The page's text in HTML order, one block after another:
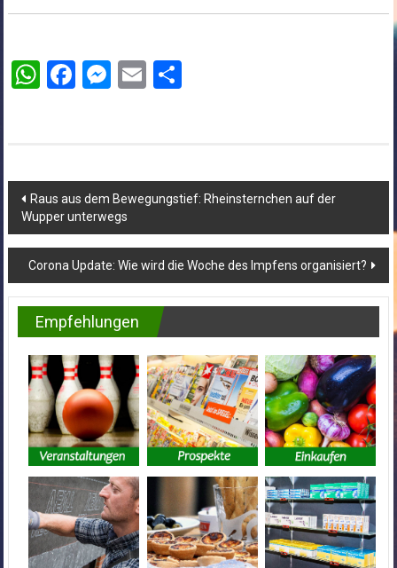
WhatsApp
Facebook
Messenger
EmailTeilen
Beitragsnavigation
Raus aus dem Bewegungstief: Rheinsternchen auf der
Wupper unterwegs
Corona Update: Wie wird die Woche des Impfens organisiert?
Empfehlungen